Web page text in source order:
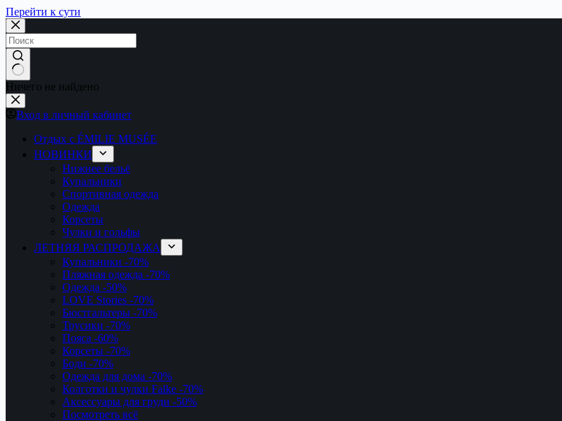
Перейти к сути
Ничего не найдено
Вход в личный кабинет
Отдых с ÉMILIE MUSÉE
НОВИНКИ
Нижнее бельё
Купальники
Спортивная одежда
Одежда
Корсеты
Чулки и гольфы
ЛЕТНЯЯ РАСПРОДАЖА
Купальники -70%
Пляжная одежда -70%
Одежда -50%
LOVE Stories -70%
Бюстгальтеры -70%
Трусики -70%
Пояса -60%
Корсеты -70%
Боди -70%
Одежда для дома -70%
Колготки и чулки Falke -70%
Аксессуары для груди -50%
Посмотреть всё